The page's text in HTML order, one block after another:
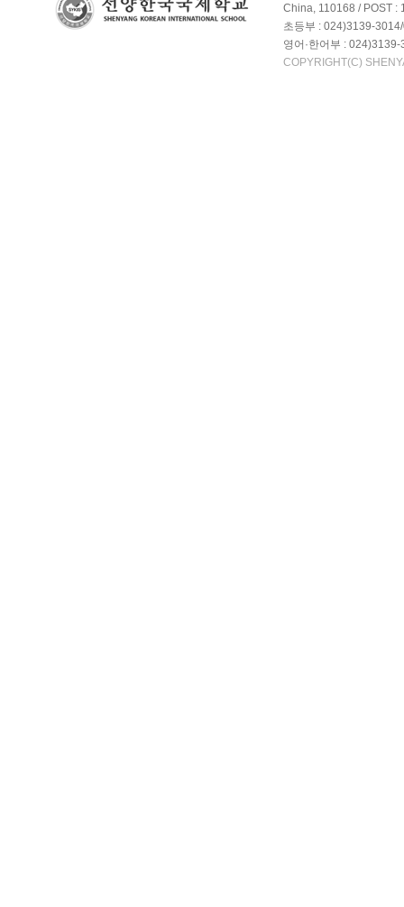
China, 110168 / POST :
초등부 : 024)3139-
영어·한어부 :
COPYRIGHT(C)